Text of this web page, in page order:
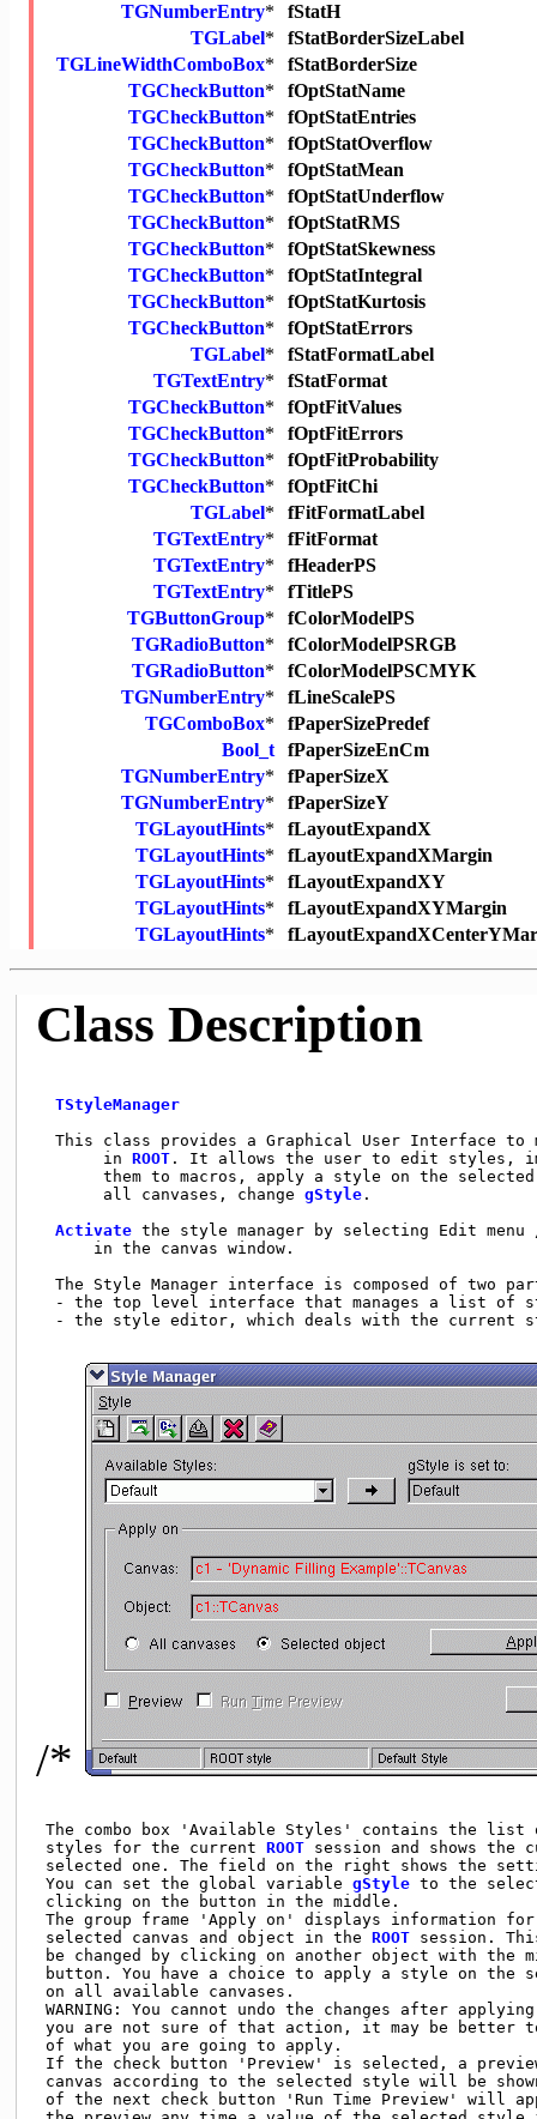
TGNumberEntry*
fStatH
TGLabel*
fStatBorderSizeLabel
TGLineWidthComboBox*
fStatBorderSize
TGCheckButton*
fOptStatName
TGCheckButton*
fOptStatEntries
TGCheckButton*
fOptStatOverflow
TGCheckButton*
fOptStatMean
TGCheckButton*
fOptStatUnderflow
TGCheckButton*
fOptStatRMS
TGCheckButton*
fOptStatSkewness
TGCheckButton*
fOptStatIntegral
TGCheckButton*
fOptStatKurtosis
TGCheckButton*
fOptStatErrors
TGLabel*
fStatFormatLabel
TGTextEntry*
fStatFormat
TGCheckButton*
fOptFitValues
TGCheckButton*
fOptFitErrors
TGCheckButton*
fOptFitProbability
TGCheckButton*
fOptFitChi
TGLabel*
fFitFormatLabel
TGTextEntry*
fFitFormat
TGTextEntry*
fHeaderPS
TGTextEntry*
fTitlePS
TGButtonGroup*
fColorModelPS
TGRadioButton*
fColorModelPSRGB
TGRadioButton*
fColorModelPSCMYK
TGNumberEntry*
fLineScalePS
TGComboBox*
fPaperSizePredef
Bool_t
fPaperSizeEnCm
TGNumberEntry*
fPaperSizeX
TGNumberEntry*
fPaperSizeY
TGLayoutHints*
fLayoutExpandX
TGLayoutHints*
fLayoutExpandXMargin
TGLayoutHints*
fLayoutExpandXY
TGLayoutHints*
fLayoutExpandXYMargin
TGLayoutHints*
Class Description
TStyleManager
This class provides a Graphical User
       in
ROOT. It allows the user to edit
them to macros, apply a style on the
       all canvases, change
gStyle
Activate the style manager by selecting
in the canvas
The Style Manager interface is
- the top level interface that manages a
- the style editor, which deals with the
/*
The combo box 'Available Styles' contains
styles for the current ROOT session and
selected one. The field on the right shows the
You can set the global variable gStyle to the
clicking on the button in
The group frame 'Apply on' displays
selected canvas and object in the ROOT session.
be changed by clicking on another object with
button. You have a choice to apply a style on the
on all available
WARNING: You cannot undo the changes after
you are not sure of that action, it may be better
of what you are going
If the check button 'Preview' is selected, a
canvas according to the selected style will be
of the next check button 'Run Time Preview'